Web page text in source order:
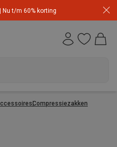
Nu t/m 60% korting
Compressiezakken